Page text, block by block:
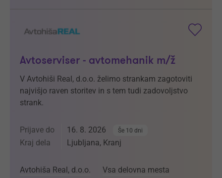
Avtoserviser - avtomehanik m/ž
V Avtohiši Real, d.o.o. želimo strankam zagotoviti
najvišjo raven storitev in s tem tudi zadovoljstvo
strank.
Prijave do 16. 8. 2026 Še 10 dni
Kraj dela Ljubljana, Kranj
Avtohiša Real, d.o.o. Vsa delovna mesta